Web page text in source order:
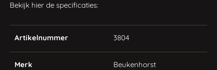
​Bekijk hier de specificaties: ​​​
Artikelnummer 3804
Merk Beukenhorst